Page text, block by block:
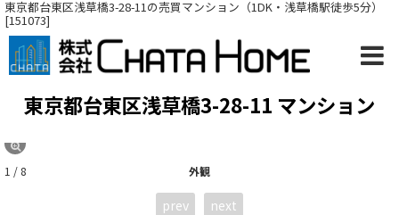
東京都台東区浅草橋3-28-11の売買マンション（1DK・浅草橋駅徒歩5分）
[151073]
東京都台東区浅草橋3-28-11 マンション
外観
1 / 8
prev next